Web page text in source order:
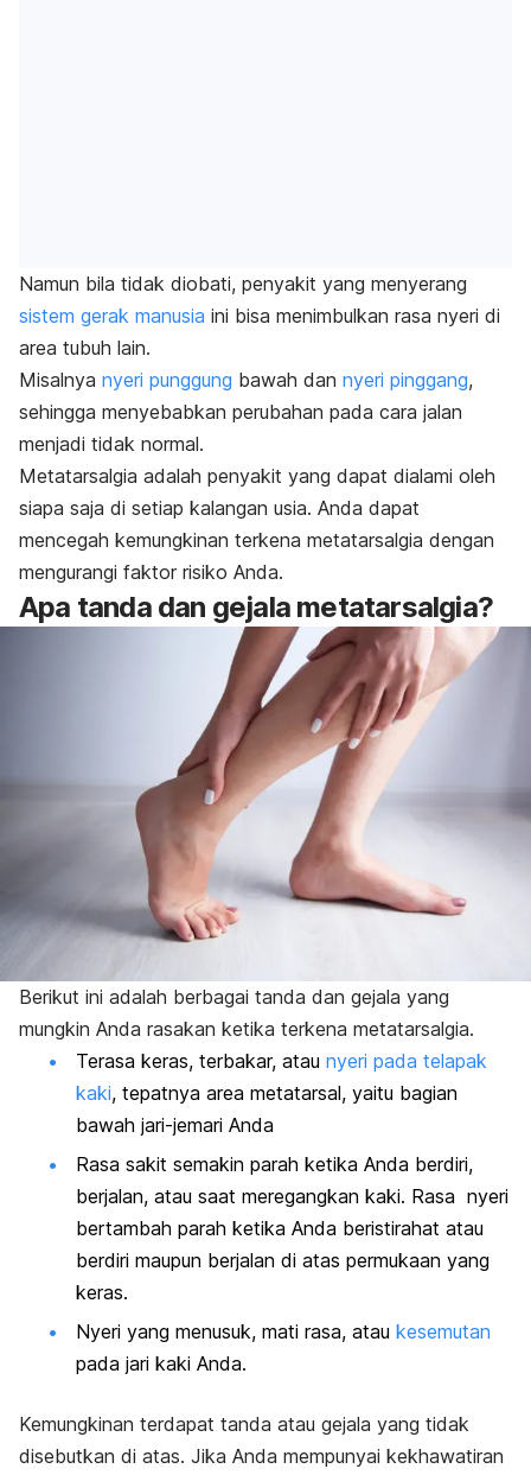
Namun bila tidak diobati, penyakit yang menyerang
sistem gerak manusia ini bisa menimbulkan rasa nyeri di
area tubuh lain.
Misalnya nyeri punggung bawah dan nyeri pinggang,
sehingga menyebabkan perubahan pada cara jalan
menjadi tidak normal.
Metatarsalgia adalah penyakit yang dapat dialami oleh
siapa saja di setiap kalangan usia. Anda dapat
mencegah kemungkinan terkena metatarsalgia dengan
mengurangi faktor risiko Anda.
Apa tanda dan gejala metatarsalgia?
Berikut ini adalah berbagai tanda dan gejala yang
mungkin Anda rasakan ketika terkena metatarsalgia.
Terasa keras, terbakar, atau nyeri pada telapak
kaki, tepatnya area metatarsal, yaitu bagian
bawah jari-jemari Anda
Rasa sakit semakin parah ketika Anda berdiri,
berjalan, atau saat meregangkan kaki. Rasa nyeri
bertambah parah ketika Anda beristirahat atau
berdiri maupun berjalan di atas permukaan yang
keras.
Nyeri yang menusuk, mati rasa, atau kesemutan
pada jari kaki Anda.
Kemungkinan terdapat tanda atau gejala yang tidak
disebutkan di atas. Jika Anda mempunyai kekhawatiran